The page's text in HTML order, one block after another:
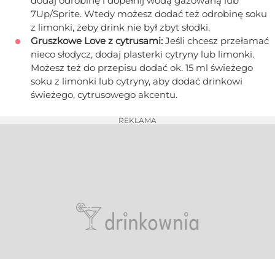
7Up/Sprite. Wtedy możesz dodać też odrobinę soku
z limonki, żeby drink nie był zbyt słodki.
Gruszkowe Love z cytrusami: Jeśli chcesz przełamać
nieco słodycz, dodaj plasterki cytryny lub limonki.
Możesz też do przepisu dodać ok. 15 ml świeżego
soku z limonki lub cytryny, aby dodać drinkowi
świeżego, cytrusowego akcentu.
REKLAMA